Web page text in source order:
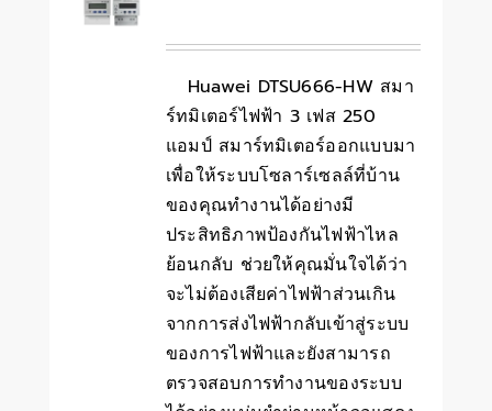
Huawei DTSU666-HW สมา
ร์ทมิเตอร์ไฟฟ้า 3 เฟส 250
แอมป์ สมาร์ทมิเตอร์ออกแบบมา
เพื่อให้ระบบโซลาร์เซลล์ที่บ้าน
ของคุณทำงานได้อย่างมี
ประสิทธิภาพป้องกันไฟฟ้าไหล
ย้อนกลับ ช่วยให้คุณมั่นใจได้ว่า
จะไม่ต้องเสียค่าไฟฟ้าส่วนเกิน
จากการส่งไฟฟ้ากลับเข้าสู่ระบบ
ของการไฟฟ้าและยังสามารถ
ตรวจสอบการทำงานของระบบ